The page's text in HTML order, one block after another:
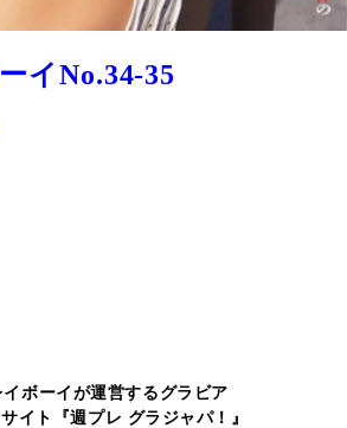
イNo.34-35
ボーイが運営するグラビア
イト『週プレ グラジャパ！』